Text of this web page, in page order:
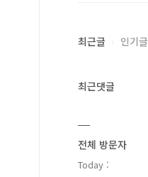
최근글 인기글
최근댓글
전체 방문자
Today :